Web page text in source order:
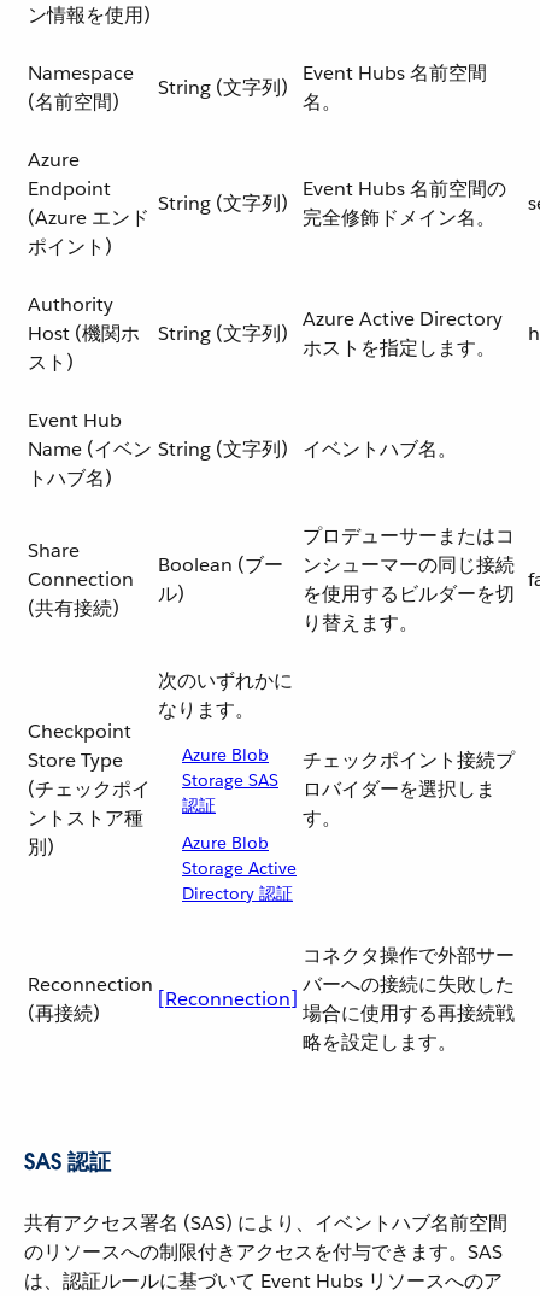
ン情報を使用)
Namespace
(名前空間)
String (文字列)
Event Hubs 名前空間
名。
Azure
Endpoint
(Azure エンド
ポイント)
String (文字列)
Event Hubs 名前空間の
完全修飾ドメイン名。
Authority
Host (機関ホ
スト)
String (文字列)
Azure Active Directory
ホストを指定します。
Event Hub
Name (イベン
トハブ名)
String (文字列) イベントハブ名。
Share
Connection
(共有接続)
Boolean (ブー
ル)
プロデューサーまたはコ
ンシューマーの同じ接続
を使用するビルダーを切
り替えます。
Checkpoint
Store Type
(チェックポイ
ントストア種
別)
次のいずれかに
なります。
Azure Blob
Storage SAS
認証
Azure Blob
Storage Active
Directory 認証
チェックポイント接続プ
ロバイダーを選択しま
す。
Reconnection
(再接続)
[Reconnection]
コネクタ操作で外部サー
バーへの接続に失敗した
場合に使用する再接続戦
略を設定します。
SAS 認証
共有アクセス署名 (SAS) により、イベントハブ名前空間
のリソースへの制限付きアクセスを付与できます。SAS
は、認証ルールに基づいて Event Hubs リソースへのア